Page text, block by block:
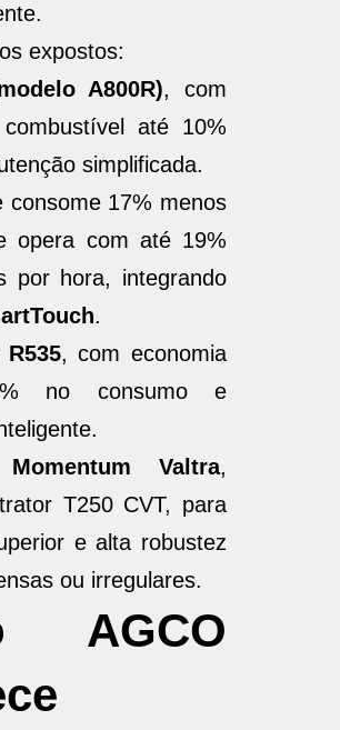
expostos:
A800R), com
até 10%
simplificada.
consome 17% menos
opera com até 19%
por hora, integrando
.
, com economia
no consumo e
Momentum Valtra,
T250 CVT, para
e alta robustez
ou irregulares.
AGCO